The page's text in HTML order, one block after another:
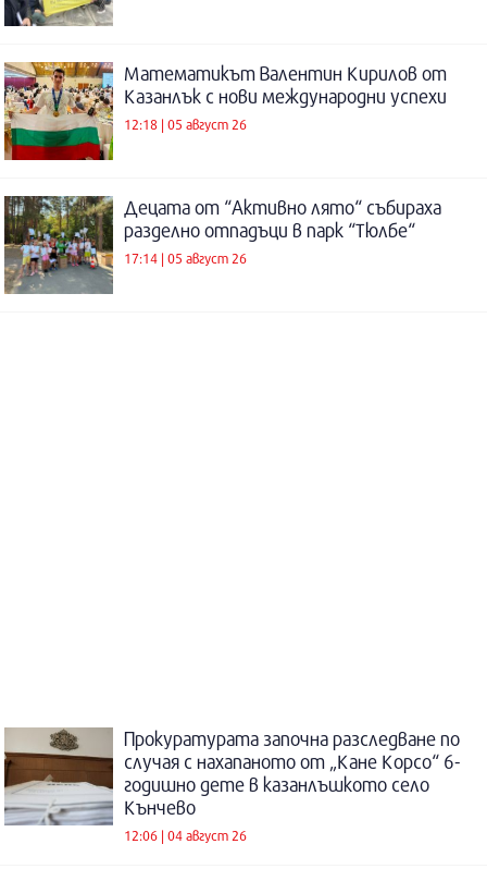
Математикът Валентин Кирилов от
Казанлък с нови международни успехи
12:18 | 05 август 26
Децата от “Активно лято“ събираха
разделно отпадъци в парк “Тюлбе“
17:14 | 05 август 26
Прокуратурата започна разследване по
случая с нахапаното от „Кане Корсо“ 6-
годишно дете в казанлъшкото село
Кънчево
12:06 | 04 август 26